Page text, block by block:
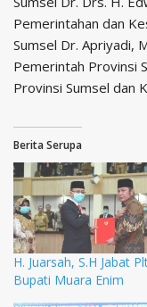
Pemerintahan dan
Sumsel Dr. Apriyadi,
Pemerintah Provinsi
Provinsi Sumsel dan
Berita Serupa
H. Juarsah, S.H Jabat
Bupati Muara Enim